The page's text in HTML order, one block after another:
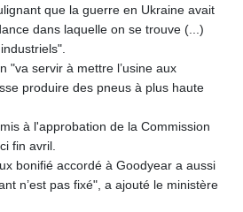
que la guerre en Ukraine avait
dans laquelle on se trouve (...)
"va servir à mettre l’usine aux
produire des pneus à plus haute
à l'approbation de la Commission
fin avril.
bonifié accordé à Goodyear a aussi
n’est pas fixé", a ajouté le ministère